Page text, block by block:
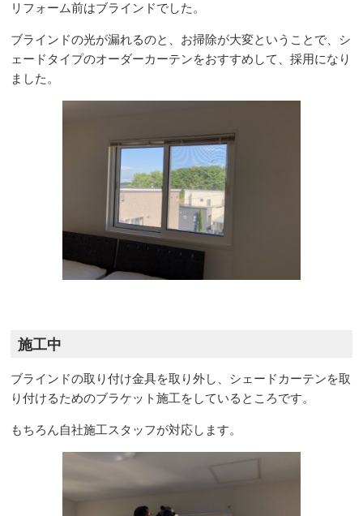
リフォーム前はブラインドでした。
ブラインドの光が漏れるのと、お掃除が大変ということで、シ
ェードタイプのオーダーカーテンをおすすめして、採用になり
ました。
施工中
ブラインドの取り付け金具を取り外し、シェードカーテンを取
り付けるためのブラケット施工をしているところです。
もちろん自社施工スタッフが対応します。